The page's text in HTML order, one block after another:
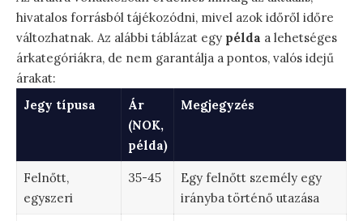
hivatalos forrásból tájékozódni, mivel azok időről időre
változhatnak. Az alábbi táblázat egy példa a lehetséges
árkategóriákra, de nem garantálja a pontos, valós idejű
árakat:
Jegy típusa
Ár
(NOK,
példa)
Megjegyzés
Felnőtt,
egyszeri
35-45
Egy felnőtt személy egy
irányba történő utazása